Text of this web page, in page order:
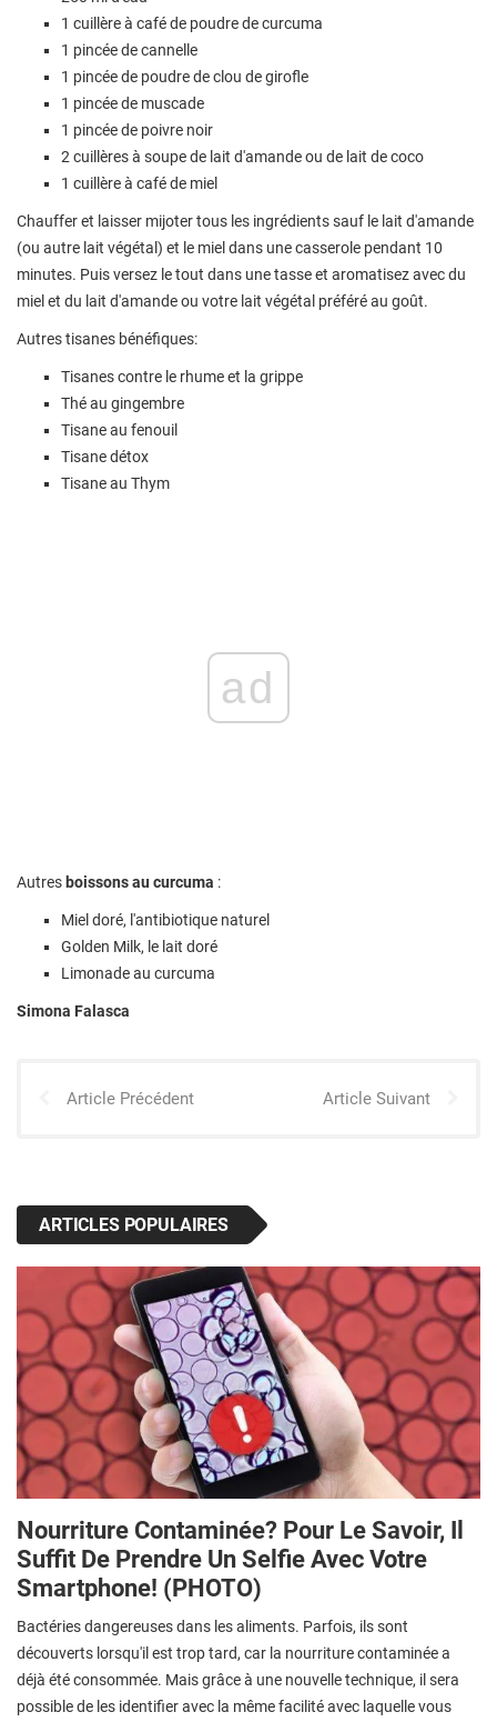
1 cuillère à café de poudre de curcuma
1 pincée de cannelle
1 pincée de poudre de clou de girofle
1 pincée de muscade
1 pincée de poivre noir
2 cuillères à soupe de lait d'amande ou de lait de coco
1 cuillère à café de miel
Chauffer et laisser mijoter tous les ingrédients sauf le lait d'amande
(ou autre lait végétal) et le miel dans une casserole pendant 10
minutes. Puis versez le tout dans une tasse et aromatisez avec du
miel et du lait d'amande ou votre lait végétal préféré au goût.
Autres tisanes bénéfiques:
Tisanes contre le rhume et la grippe
Thé au gingembre
Tisane au fenouil
Tisane détox
Tisane au Thym
ad
Autres boissons au curcuma :
Miel doré, l'antibiotique naturel
Golden Milk, le lait doré
Limonade au curcuma
Simona Falasca
Article Précédent Article Suivant
ARTICLES POPULAIRES
Nourriture Contaminée? Pour Le Savoir, Il
Suffit De Prendre Un Selfie Avec Votre
Smartphone! (PHOTO)
Bactéries dangereuses dans les aliments. Parfois, ils sont
découverts lorsqu'il est trop tard, car la nourriture contaminée a
déjà été consommée. Mais grâce à une nouvelle technique, il sera
possible de les identifier avec la même facilité avec laquelle vous